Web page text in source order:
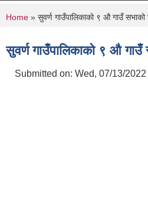
You are here
Home » सुवर्ण गाउँपालिकाको ९ औ गाउँ
सुवर्ण गाउँपालिकाको ९ औ
Submitted on: Wed, 07/13/